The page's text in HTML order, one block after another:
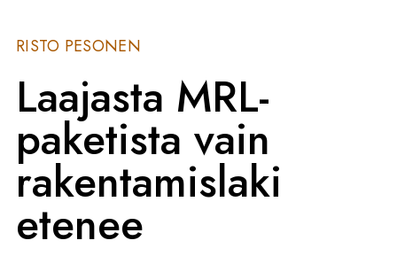
RISTO PESONEN
Laajasta MRL-
paketista vain
rakentamislaki
etenee